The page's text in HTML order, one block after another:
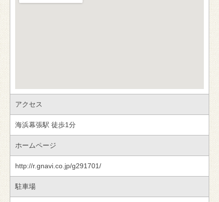
アクセス
海浜幕張駅 徒歩1分
ホームページ
http://r.gnavi.co.jp/g291701/
駐車場